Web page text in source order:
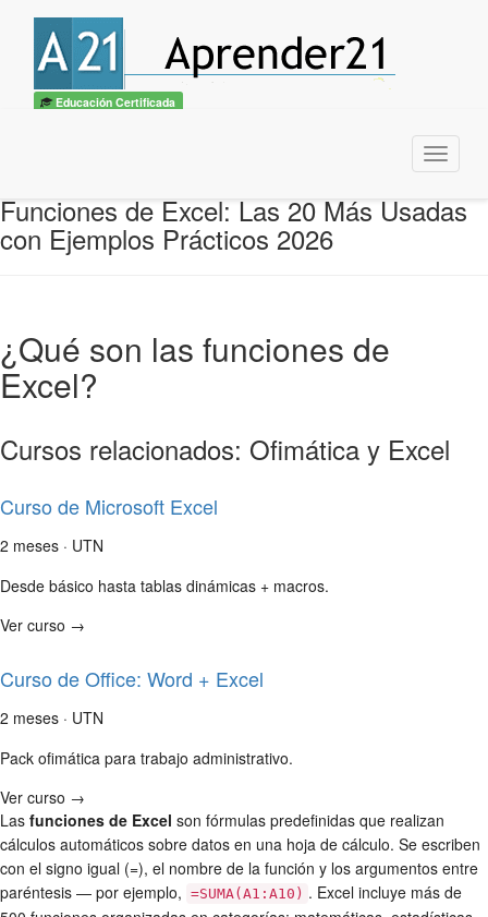
Educación Certificada
Menu
Funciones de Excel: Las 20 Más Usadas
con Ejemplos Prácticos 2026
¿Qué son las funciones de
Excel?
Cursos relacionados: Ofimática y Excel
Curso de Microsoft Excel
2 meses · UTN
Desde básico hasta tablas dinámicas + macros.
Ver curso →
Curso de Office: Word + Excel
2 meses · UTN
Pack ofimática para trabajo administrativo.
Ver curso →
Las funciones de Excel son fórmulas predefinidas que realizan
cálculos automáticos sobre datos en una hoja de cálculo. Se escriben
con el signo igual (=), el nombre de la función y los argumentos entre
paréntesis — por ejemplo, =SUMA(A1:A10) . Excel incluye más de